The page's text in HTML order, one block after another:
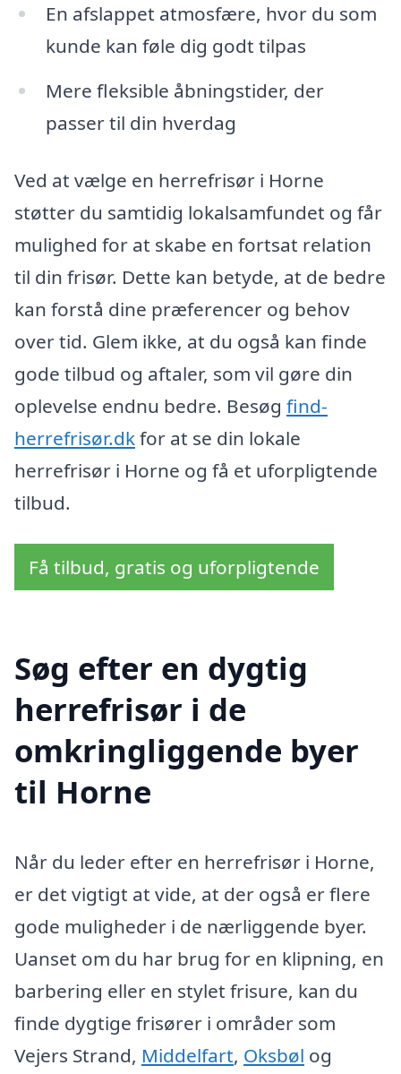
En afslappet atmosfære, hvor du som
kunde kan føle dig godt tilpas
Mere fleksible åbningstider, der
passer til din hverdag
Ved at vælge en herrefrisør i Horne
støtter du samtidig lokalsamfundet og får
mulighed for at skabe en fortsat relation
til din frisør. Dette kan betyde, at de bedre
kan forstå dine præferencer og behov
over tid. Glem ikke, at du også kan finde
gode tilbud og aftaler, som vil gøre din
oplevelse endnu bedre. Besøg find-
herrefrisør.dkfor at se din lokale
herrefrisør i Horne og få et uforpligtende
tilbud.
Få tilbud, gratis og uforpligtende
Søg efter en dygtig
herrefrisør i de
omkringliggende byer
til Horne
Når du leder efter en herrefrisør i Horne,
er det vigtigt at vide, at der også er flere
gode muligheder i de nærliggende byer.
Uanset om du har brug for en klipning, en
barbering eller en stylet frisure, kan du
finde dygtige frisører i områder som
Vejers Strand, Middelfart, Oksbøl og